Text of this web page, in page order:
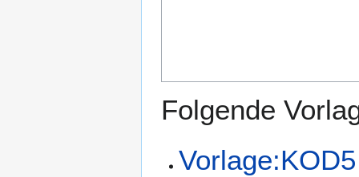
Folgende
Vorlage:KOD5